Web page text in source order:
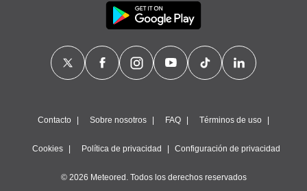
Contacto Sobre nosotros FAQ Términos de uso
Cookies Política de privacidad Configuración de privacidad
© 2026 Meteored. Todos los derechos reservados